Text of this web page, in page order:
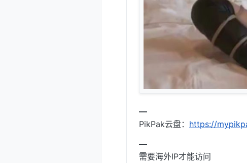
━
PikPak云盘： https://
━
需要海外IP才能访问